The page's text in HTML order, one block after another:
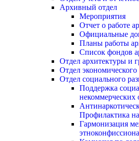
Архивный отдел
Мероприятия
Отчет о работе
Официальные
Планы работы
Список фондов
Отдел архитектуры и
Отдел экономического
Отдел социального
Поддержка
некоммерческих
Профилактика
Гармонизация